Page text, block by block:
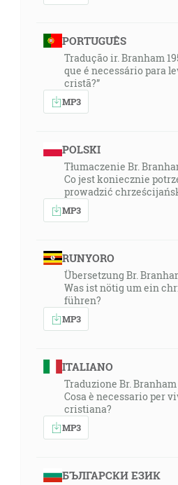
PORTUGUÊS
Tradução ir. Branham
que é necessário para
cristã?”
MP3
POLSKI
Tłumaczenie Br.
Co jest koniecznie
prowadzić
MP3
RUNYORO
Übersetzung Br.
Was ist nötig um ein
führen?
MP3
ITALIANO
Traduzione Br. Branham
Cosa è necessario per
cristiana?
MP3
БЪЛГАРСКИ ЕЗИК